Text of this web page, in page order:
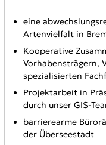
eine
Artenvielfalt in
Kooperative
Vorhabensträgern,
spezialisierten
Projektarbeit in
durch unser GIS-
barrierearme
der Überseestadt